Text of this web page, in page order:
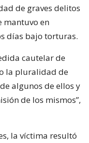
de graves delitos
mantuvo en
días bajo torturas.
cautelar de
la pluralidad de
algunos de ellos y
de los mismos”,
la víctima resultó